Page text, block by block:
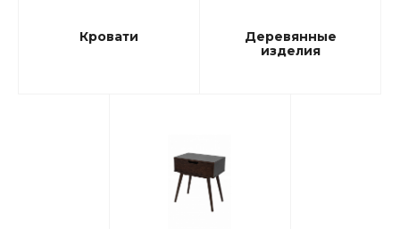
Кровати
Деревянные
изделия